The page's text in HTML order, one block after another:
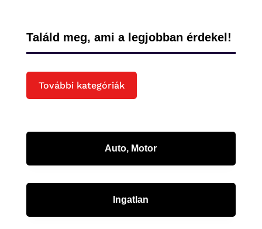
Találd meg, ami a legjobban érdekel!
További kategóriák
Auto, Motor
Ingatlan